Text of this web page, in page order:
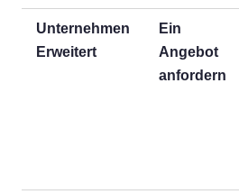
Unternehmen
Erweitert
Ein
Angebot
anfordern